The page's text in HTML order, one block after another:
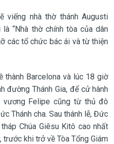
viếng nhà thờ thánh Augusti
“Nhà thờ chính tòa của dân
các tổ chức bác ái và từ thiện
thành Barcelona và lúc 18 giờ
đường Thánh Gia, để cử hành
vương Felipe cũng từ thủ đô
Thánh cha. Sau thánh lễ, Đức
Chúa Giêsu Kitô cao nhất
khi trở về Tòa Tổng Giám